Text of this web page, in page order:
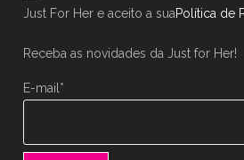
tab
tab
Just For Her e aceito a suaPolítica de
Receba as novidades da Just for Her!
E-mail*